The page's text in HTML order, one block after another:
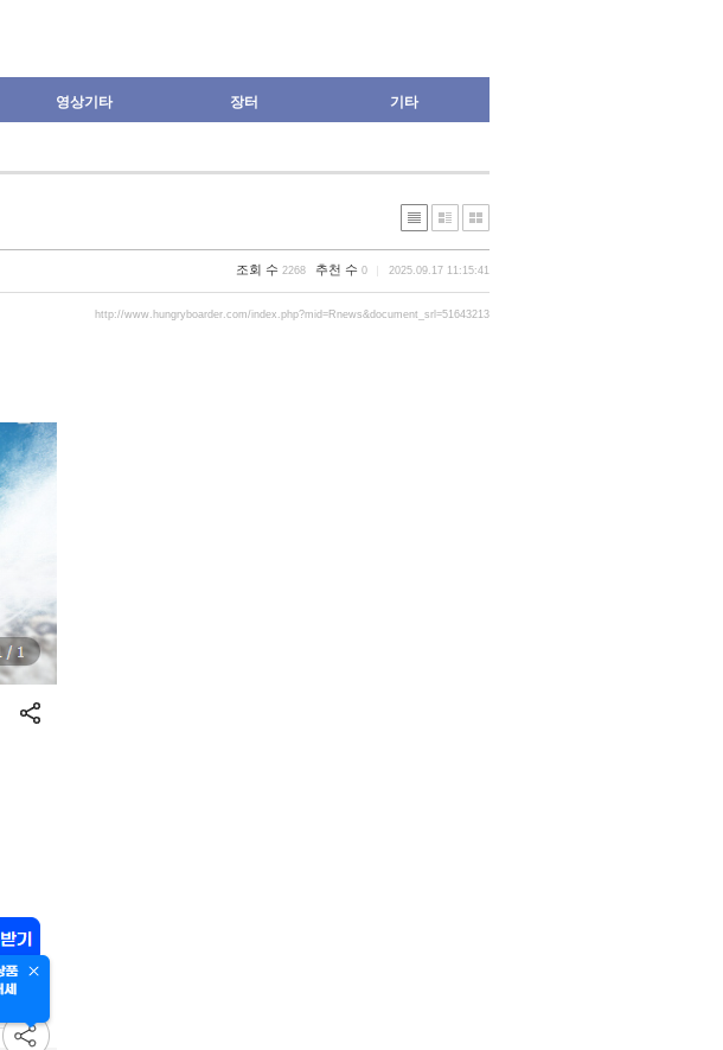
영상기타 장터 기타
조회 수 2268 추천 수 0 2025.09.17 11:15:41
http://www.hungryboarder.com/index.php?mid=Rnews&document_srl=51643213